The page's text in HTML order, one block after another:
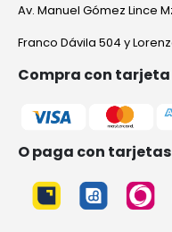
Av. Manuel Gómez Lince
Franco Dávila 504 y
Compra con
O paga con